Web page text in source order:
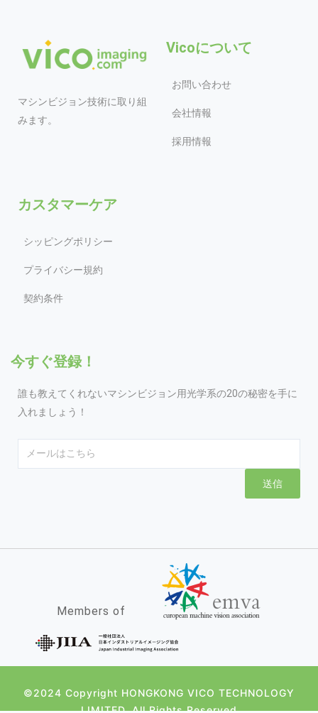
マシンビジョン技術に取り組
みます。
Vicoについて
お問い合わせ
会社情報
採用情報
カスタマーケア
シッピングポリシー
プライバシー規約
契約条件
今すぐ登録！
誰も教えてくれないマシンビジョン用光学系の20の秘密を手に
入れましょう！
送信
Members of
©2024 Copyright HONGKONG VICO TECHNOLOGY
LIMITED. All Rights Reserved